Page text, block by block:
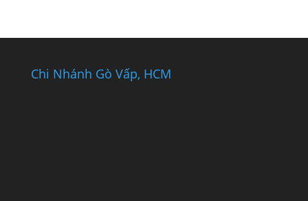
Chi Nhánh Gò Vấp, HCM